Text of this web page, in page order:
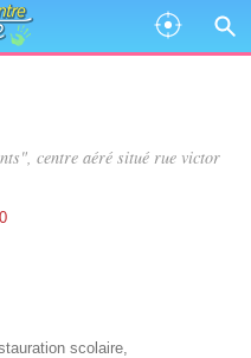
centre aéré situé rue victor
scolaire,